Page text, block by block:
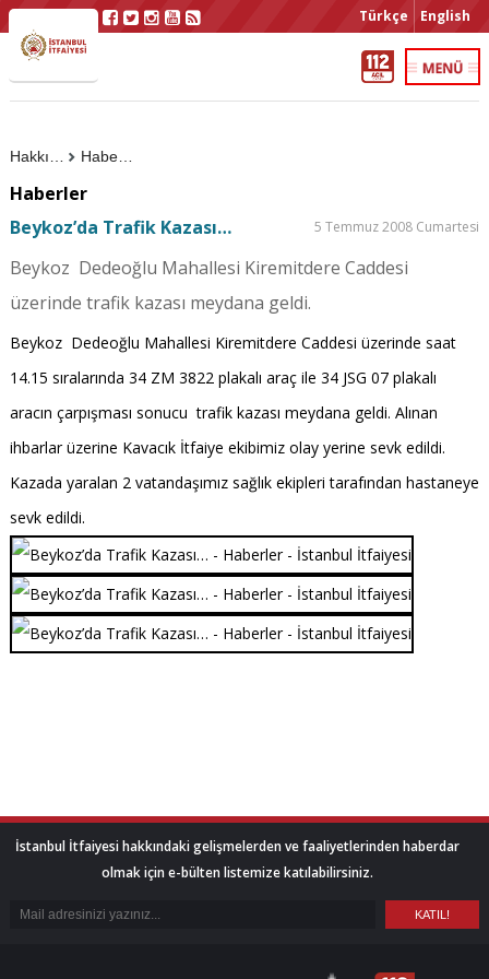
Türkçe English
Haberler
Haberler
Beykoz’da Trafik Kazası…
5 Temmuz 2008 Cumartesi
Beykoz Dedeoğlu Mahallesi Kiremitdere Caddesi
üzerinde trafik kazası meydana geldi.
Beykoz Dedeoğlu Mahallesi Kiremitdere Caddesi üzerinde saat
14.15 sıralarında 34 ZM 3822 plakalı araç ile 34 JSG 07 plakalı
aracın çarpışması sonucu trafik kazası meydana geldi. Alınan
ihbarlar üzerine Kavacık İtfaiye ekibimiz olay yerine sevk edildi.
Kazada yaralan 2 vatandaşımız sağlık ekipleri tarafından hastaneye
sevk edildi.
İstanbul İtfaiyesi hakkındaki gelişmelerden ve faaliyetlerinden haberdar
olmak için e-bülten listemize katılabilirsiniz.